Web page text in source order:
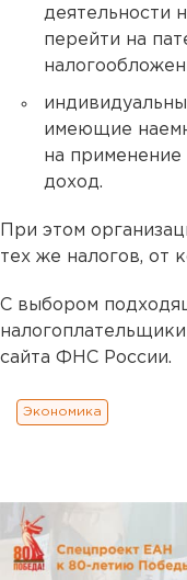
деятельности
перейти на
имеющие
на применение
доход.
При этом
тех же налогов, от
С выбором
сайта ФНС России.
Экономика